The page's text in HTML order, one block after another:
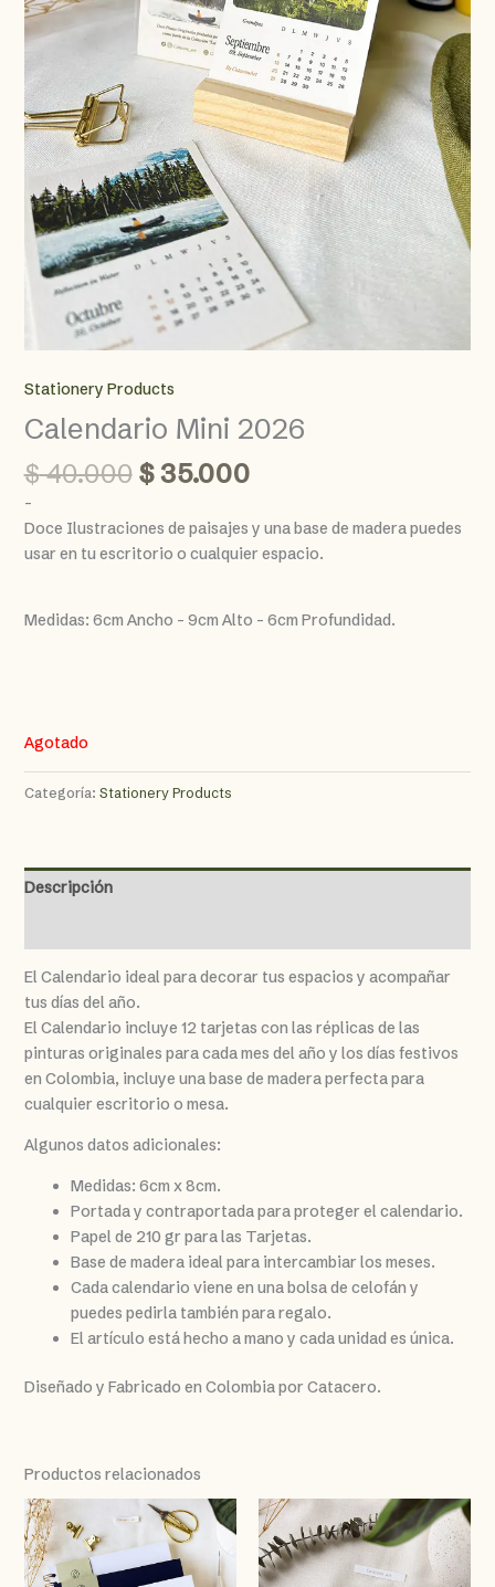
Stationery Products
Calendario Mini 2026
$40.000 Original
was:
$ 40.000.
$35.000Current
is:
$ 35.000.
–
Doce Ilustraciones de paisajes y una base de madera puedes
usar en tu escritorio o cualquier espacio.
Medidas: 6cm Ancho – 9cm Alto – 6cm Profundidad.
Agotado
Categoría: Stationery Products
Descripción
El Calendario ideal para decorar tus espacios y acompañar
tus días del año.
El Calendario incluye 12 tarjetas con las réplicas de las
pinturas originales para cada mes del año y los días festivos
en Colombia, incluye una base de madera perfecta para
cualquier escritorio o mesa.
Algunos datos adicionales:
Medidas: 6cm x 8cm.
Portada y contraportada para proteger el calendario.
Papel de 210 gr para las Tarjetas.
Base de madera ideal para intercambiar los meses.
Cada calendario viene en una bolsa de celofán y
puedes pedirla también para regalo.
El artículo está hecho a mano y cada unidad es única.
Diseñado y Fabricado en Colombia por Catacero.
Productos relacionados